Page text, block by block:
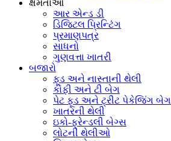
ક્ષમતાઓ
આર એન્ડ ડી
ડિજિટલ પ્રિન્ટિંગ
પ્રમાણપત્ર
સાધનો
ગુણવત્તા ખાતરી
બજારો
ફૂડ અને નાસ્તાની થેલી
કોફી અને ટી બેગ
પેટ ફૂડ અને ટ્રીટ પેકેજિંગ બેગ
ખાતરની થેલી
ઇકો-ફ્રેન્ડલી બેગ્સ
લોટની થેલીઓ